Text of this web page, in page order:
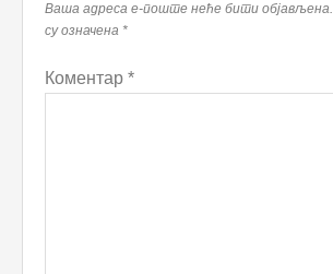
Ваша адреса е-поште неће бити објављена.
су означена *
Коментар *